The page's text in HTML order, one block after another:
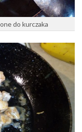
do kurczaka